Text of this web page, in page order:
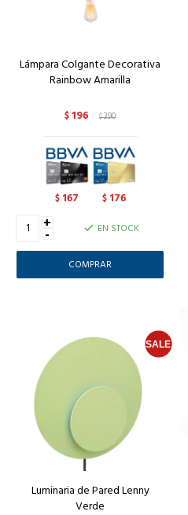
Lámpara Colgante Decorativa
Rainbow Amarilla
$196 $390
$ 167 $ 176
+
- EN STOCK
Luminaria de Pared Lenny
Verde